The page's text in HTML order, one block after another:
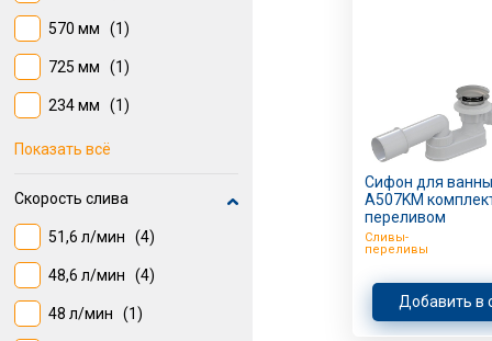
570 мм (1)
725 мм (1)
234 мм (1)
1000 мм(1)
Показать всё
Скорость слива
51,6 л/мин (4)
48,6 л/мин (4)
48 л/мин (1)
Сифон для
A507KM
переливом
Сливы-
переливы
Добавить в